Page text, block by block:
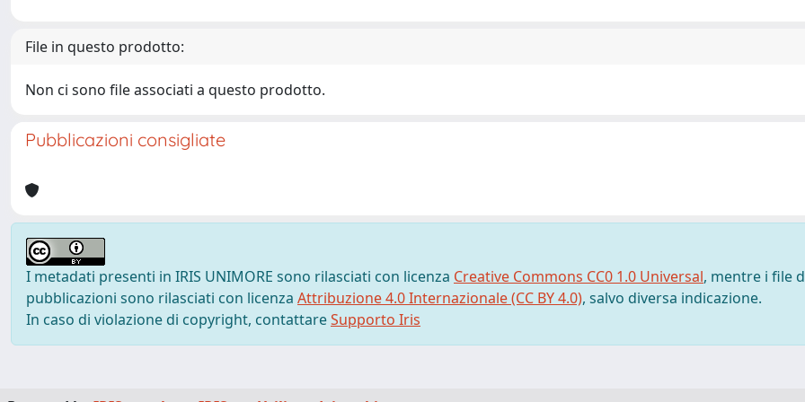
File in questo prodotto:
Non ci sono file associati a questo prodotto.
Pubblicazioni consigliate
I metadati presenti in IRIS UNIMORE sono rilasciati con licenza Creative Commons CC0 1.0 Universal, mentre i file
pubblicazioni sono rilasciati con licenza Attribuzione 4.0 Internazionale (CC BY 4.0), salvo diversa indicazione.
In caso di violazione di copyright, contattareSupporto Iris